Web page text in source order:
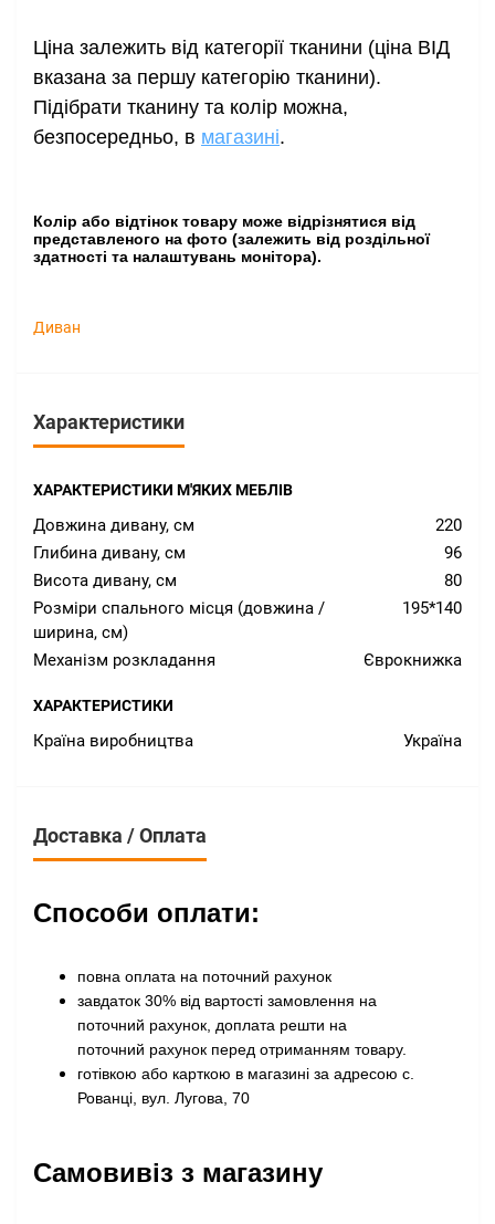
Ціна залежить від категорії тканини (ціна ВІД
вказана за першу категорію тканини).
Підібрати тканину та колір можна,
безпосередньо, в магазині.
Колір або відтінок товару може відрізнятися від
представленого на фото (залежить від роздільної
здатності та налаштувань монітора).
Диван
Характеристики
ХАРАКТЕРИСТИКИ М'ЯКИХ МЕБЛІВ
Довжина дивану, см
220
Глибина дивану, см
96
Висота дивану, см
80
Розміри спального місця (довжина /
ширина, см)
195*140
Механізм розкладання Єврокнижка
ХАРАКТЕРИСТИКИ
Країна виробництва Україна
Доставка / Оплата
Способи оплати:
повна оплата на поточний рахунок
завдаток 30% від вартості замовлення на
поточний рахунок, доплата решти на
поточний рахунок перед отриманням товару.
готівкою або карткою в магазині за адресою с.
Рованці, вул. Лугова, 70
Самовивіз з магазину